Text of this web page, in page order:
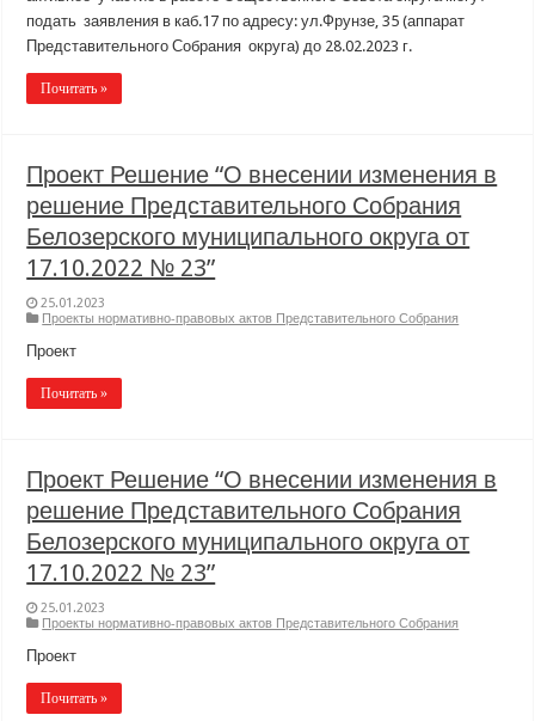
подать заявления в каб.17 по адресу: ул.Фрунзе, 35 (аппарат
Представительного Собрания округа) до 28.02.2023 г.
Почитать »
Проект Решение “О внесении изменения в
решение Представительного Собрания
Белозерского муниципального округа от
17.10.2022 № 23”
25.01.2023
Проекты нормативно-правовых актов Представительного Собрания
Проект
Почитать »
Проект Решение “О внесении изменения в
решение Представительного Собрания
Белозерского муниципального округа от
17.10.2022 № 23”
25.01.2023
Проекты нормативно-правовых актов Представительного Собрания
Проект
Почитать »